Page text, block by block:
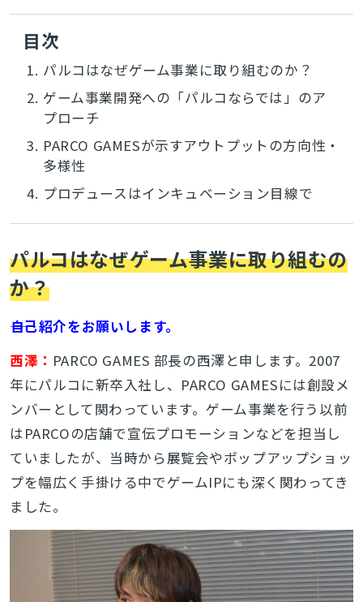
目次
1. パルコはなぜゲーム事業に取り組むのか？
2. ゲーム事業開発への「パルコならでは」のア
プローチ
3. PARCO GAMESが示すアウトプットの方向性・
多様性
4. プロデュースはインキュベーション目線で
パルコはなぜゲーム事業に取り組むの
か？
――自己紹介をお願いします。
西澤： PARCO GAMES 部長の西澤と申します。2007
年にパルコに新卒入社し、PARCO GAMESには創設メ
ンバーとして関わっています。ゲーム事業を行う以前
はPARCOの店舗で宣伝プロモーションなどを担当し
ていましたが、当時から展覧会やポップアップショッ
プを幅広く手掛ける中でゲームIPにも深く関わってき
ました。